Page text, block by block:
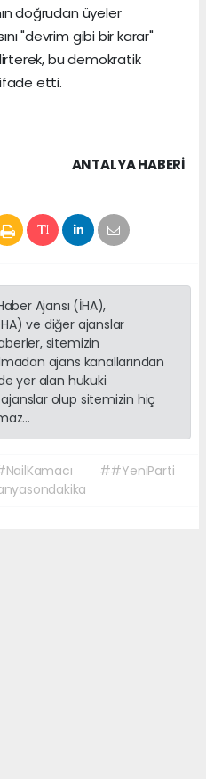
doğrudan üyeler
"devrim gibi bir karar"
bu demokratik
etti.
ANTALYA HABERİ
Ajansı (İHA),
ve diğer ajanslar
sitemizin
ajans kanallarından
yer alan hukuki
olup sitemizin hiç
##YeniParti